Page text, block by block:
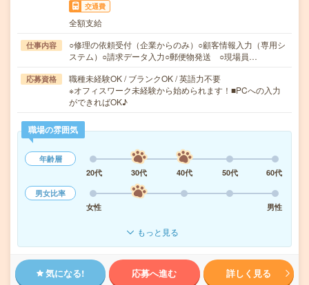
交通費
全額支給
仕事内容
○修理の依頼受付（企業からのみ）○顧客情報入力（専用シ
ステム）○請求データ入力○郵便物発送 ○現場員…
応募資格
職種未経験OK / ブランクOK / 英語力不要
※オフィスワーク未経験から始められます！■PCへの入力
ができればOK♪
職場の雰囲気
年齢層
20代
30代 40代 50代
60代
男女比率
女性
男性
もっと見る
気になる! 応募へ進む 詳しく見る